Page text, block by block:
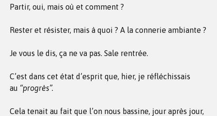
Partir, oui, mais où et comment ?
Rester et résister, mais à quoi ? A la connerie ambiante ?
Je vous le dis, ça ne va pas. Sale rentrée.
C’est dans cet état d’esprit que, hier, je réfléchissais
au “progrès”.
Cela tenait au fait que l’on nous bassine, jour après jour,